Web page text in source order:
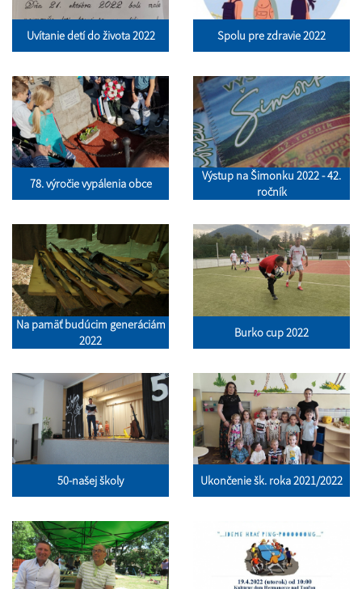
Uvítanie detí do života 2022 Spolu pre zdravie 2022
78. výročie vypálenia obce
Výstup na Šimonku 2022 - 42.
ročník
Na pamäť budúcim generáciám
2022
Burko cup 2022
50-našej školy Ukončenie šk. roka 2021/2022